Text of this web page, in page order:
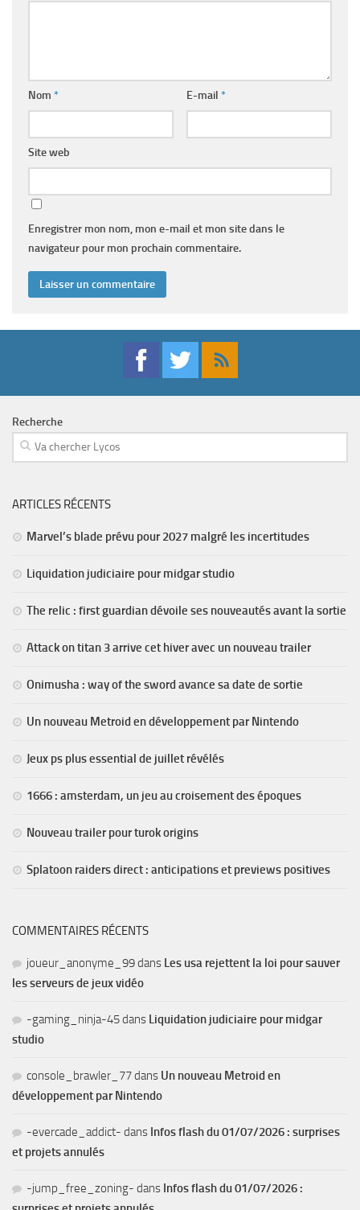
Nom * E-mail *
Site web
Enregistrer mon nom, mon e-mail et mon site dans le
navigateur pour mon prochain commentaire.
Recherche
ARTICLES RÉCENTS
Marvel’s blade prévu pour 2027 malgré les incertitudes
Liquidation judiciaire pour midgar studio
The relic : first guardian dévoile ses nouveautés avant la sortie
Attack on titan 3 arrive cet hiver avec un nouveau trailer
Onimusha : way of the sword avance sa date de sortie
Un nouveau Metroid en développement par Nintendo
Jeux ps plus essential de juillet révélés
1666 : amsterdam, un jeu au croisement des époques
Nouveau trailer pour turok origins
Splatoon raiders direct : anticipations et previews positives
COMMENTAIRES RÉCENTS
joueur_anonyme_99dans Les usa rejettent la loi pour sauver
les serveurs de jeux vidéo
-gaming_ninja-45dans Liquidation judiciaire pour midgar
studio
console_brawler_77dans Un nouveau Metroid en
développement par Nintendo
-evercade_addict- dans Infos flash du 01/07/2026 : surprises
et projets annulés
-jump_free_zoning- dans Infos flash du 01/07/2026 :